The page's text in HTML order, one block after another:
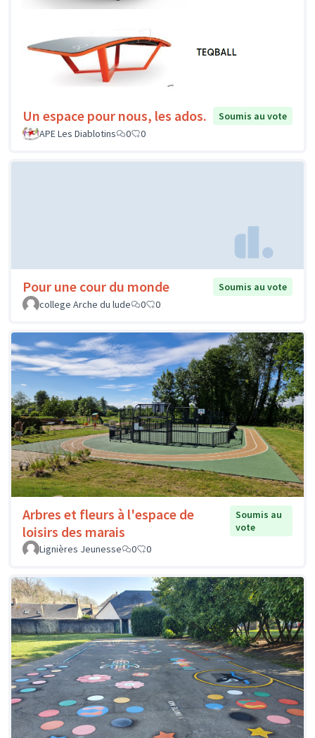
Un espace pour nous, les ados.
Soumis au vote
APE Les Diablotins
0 0
Pour une cour du monde
Soumis au vote
college Arche du lude
0 0
Arbres et fleurs à l'espace de
loisirs des marais
Soumis au
vote
Lignières Jeunesse
0 0